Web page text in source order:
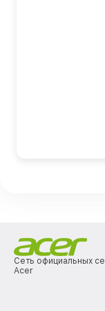
Сеть официальных
Acer